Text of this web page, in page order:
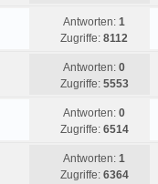
Antworten: 1
Zugriffe: 8112
Antworten: 0
Zugriffe: 5553
Antworten: 0
Zugriffe: 6514
Antworten: 1
Zugriffe: 6364